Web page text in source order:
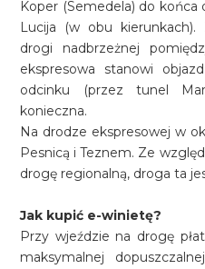
Koper (Semedela) do
Lucija (w obu
drogi nadbrzeżnej
ekspresowa stanowi
odcinku (przez tunel
konieczna.
Na drodze ekspresowej w
Pesnicą i Teznem. Ze
drogę regionalną, droga ta
Jak kupić e-winietę?
Przy wjeździe na drogę
maksymalnej